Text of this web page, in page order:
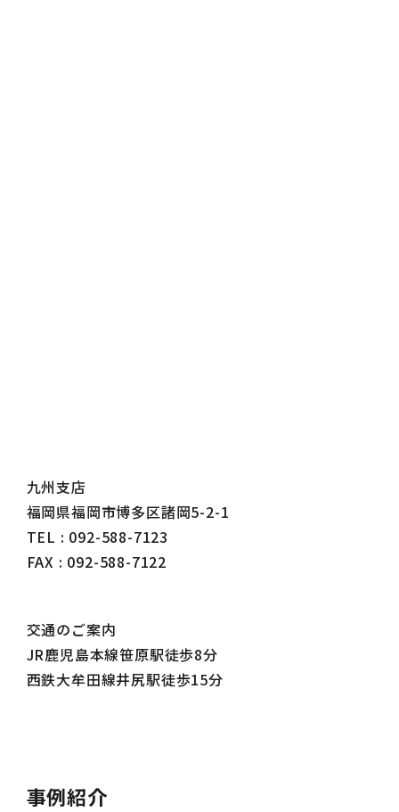
九州支店
福岡県福岡市博多区諸岡5-2-1
TEL : 092-588-7123
FAX : 092-588-7122
交通のご案内
JR鹿児島本線笹原駅徒歩8分
西鉄大牟田線井尻駅徒歩15分
事例紹介